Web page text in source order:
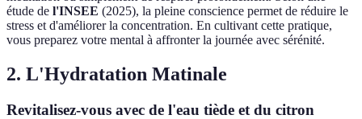
étude de l'INSEE (2025), la pleine conscience permet de réduire le
stress et d'améliorer la concentration. En cultivant cette pratique,
vous preparez votre mental à affronter la journée avec sérénité.
2. L'Hydratation Matinale
Revitalisez-vous avec de l'eau tiède et du citron